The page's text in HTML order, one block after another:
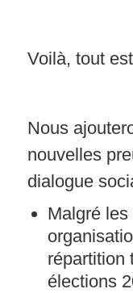
Voilà, tout
Nous
nouvelles
dialogue
Malgré
répartition
élections